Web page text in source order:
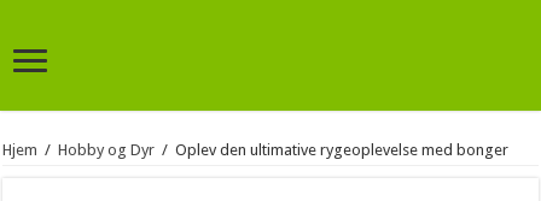
Hjem / Hobby og Dyr / Oplev den ultimative rygeoplevelse med bonger